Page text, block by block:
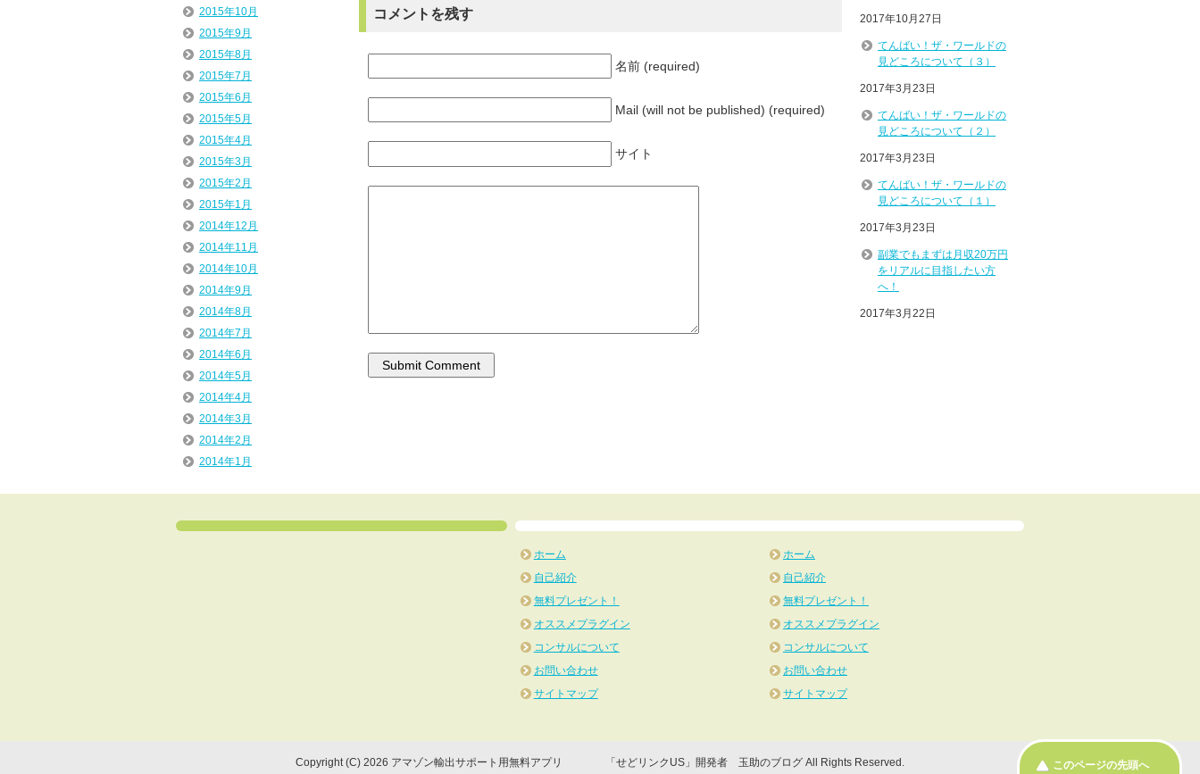
コメントを残す
名前 (required)
Mail (will not be published) (required)
サイト
2015年10月
2015年9月
2015年8月
2015年7月
2015年6月
2015年5月
2015年4月
2015年3月
2015年2月
2015年1月
2014年12月
2014年11月
2014年10月
2014年9月
2014年8月
2014年7月
2014年6月
2014年5月
2014年4月
2014年3月
2014年2月
2014年1月
2017年10月27日
てんばい！ザ・ワールドの
見どころについて（３）
2017年3月23日
てんばい！ザ・ワールドの
見どころについて（２）
2017年3月23日
てんばい！ザ・ワールドの
見どころについて（１）
2017年3月23日
副業でもまずは月収20万円
をリアルに目指したい方
へ！
2017年3月22日
ホーム
自己紹介
無料プレゼント！
オススメプラグイン
コンサルについて
お問い合わせ
サイトマップ
ホーム
自己紹介
無料プレゼント！
オススメプラグイン
コンサルについて
お問い合わせ
サイトマップ
Copyright (C) 2026 アマゾン輸出サポート用無料アプリ 「せどリンクUS」開発者 玉助のブログ All Rights Reserved. このページの先頭へ